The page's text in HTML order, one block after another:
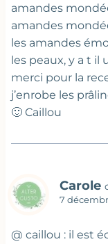
amandes
amandes
les amandes
les peaux, y a t il
merci pour la
j’enrobe les
🙂 Caillou
Carole
7
@ caillou : il est